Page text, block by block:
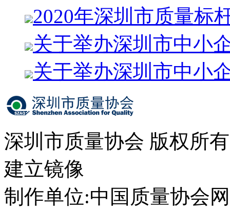
2020年深圳市质量标
关于举办深圳市中小
关于举办深圳市中小
深圳市质量协会 版权所
建立镜像
制作单位:中国质量协会